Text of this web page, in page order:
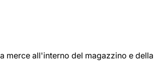
merce all'interno del magazzino e della